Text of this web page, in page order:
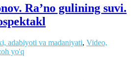
Ra’no gulining suvi.
adabiyoti va madaniyati, Video,
yo'q